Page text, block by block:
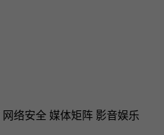
网络安全 媒体矩阵 影音娱乐